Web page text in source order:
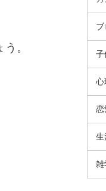
。
子
心
恋
生
雑